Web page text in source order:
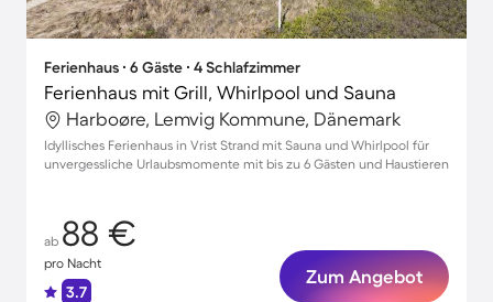
Ferienhaus ∙ 6 Gäste ∙ 4 Schlafzimmer
Ferienhaus mit Grill, Whirlpool und Sauna
Harboøre, Lemvig Kommune, Dänemark
Idyllisches Ferienhaus in Vrist Strand mit Sauna und Whirlpool für
unvergessliche Urlaubsmomente mit bis zu 6 Gästen und Haustieren
ab 88 €
pro Nacht
3.7
Zum Angebot